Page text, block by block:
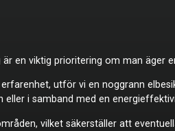
är en viktig prioritering om man
utför vi en noggrann
eller i samband med en
vilket säkerställer att